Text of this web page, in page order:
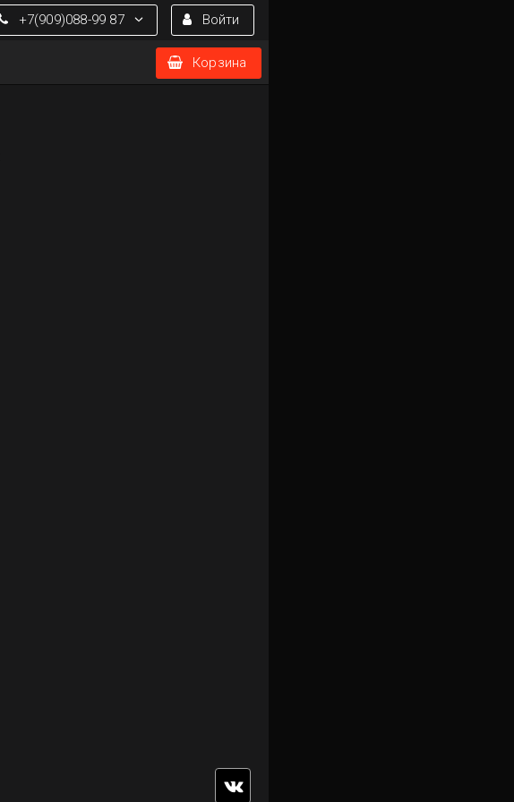
Войти
+7(909)088-99 87
Корзина